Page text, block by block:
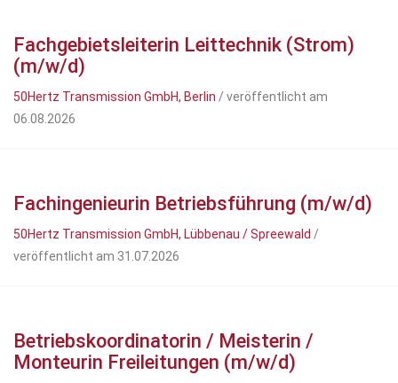
Fachgebietsleiterin Leittechnik (Strom)
(m/w/d)
50Hertz Transmission GmbH, Berlin / veröffentlicht am
06.08.2026
Fachingenieurin Betriebsführung (m/w/d)
50Hertz Transmission GmbH, Lübbenau / Spreewald /
veröffentlicht am 31.07.2026
Betriebskoordinatorin / Meisterin /
Monteurin Freileitungen (m/w/d)